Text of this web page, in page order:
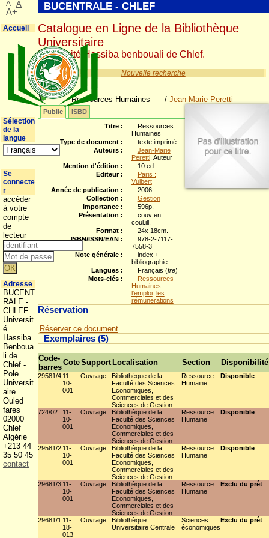
Nouvelle recherche
Ressources Humaines / Jean-Marie Peretti
Public
ISBD
Titre :
Ressources
Humaines
Type de document :
texte imprimé
Auteurs :
Jean-Marie
Peretti, Auteur
Mention d'édition :
10.ed
Editeur :
Paris :
Vuibert
Année de publication :
2006
Collection :
Gestion
Importance :
596p.
Présentation :
couv en
coul.ill.
Format :
24x 18cm.
ISBN/ISSN/EAN :
978-2-7117-
7558-3
Note générale :
index +
bibliographie
Langues :
Français (fre)
Mots-clés :
Ressources
Humaines
l'emploi les
rémunerations
Réservation
Réserver ce document
Exemplaires (5)
Code-
barres
CoteSupport Localisation Section Disponibilité
29581/4 11-
10-
001
Ouvrage
Bibliothèque de la
Faculté des Sciences
Economiques,
Commerciales et des
Sciences de Gestion
Ressource
Humaine
Disponible
724/02
11-
10-
001
Ouvrage
Bibliothèque de la
Faculté des Sciences
Economiques,
Commerciales et des
Sciences de Gestion
Ressource
Humaine
Disponible
29581/2 11-
10-
001
Ouvrage
Bibliothèque de la
Faculté des Sciences
Economiques,
Commerciales et des
Sciences de Gestion
Ressource
Humaine
Disponible
29681/3 11-
10-
001
Ouvrage
Bibliothèque de la
Faculté des Sciences
Economiques,
Commerciales et des
Sciences de Gestion
Ressource
Humaine
Exclu du prêt
29681/1 11-
18-
013
Ouvrage
Bibliothèque
Universitaire Centrale
Sciences
économiques
Exclu du prêt
BUCENTRALE - CHLEF
Catalogue en Ligne de la Bibliothèque
Universitaire
Université Hassiba benbouali de Chlef.
A- A
A+
Accueil
Sélection
de la
langue
Se
connecte
r
accéder
à votre
compte
de
lecteur
Adresse
BUCENT
RALE -
CHLEF
Universit
é
Hassiba
Benboua
li de
Chlef -
Pole
Universit
aire
Ouled
fares
02000
Chlef
Algérie
+213 44
35 50 45
contact